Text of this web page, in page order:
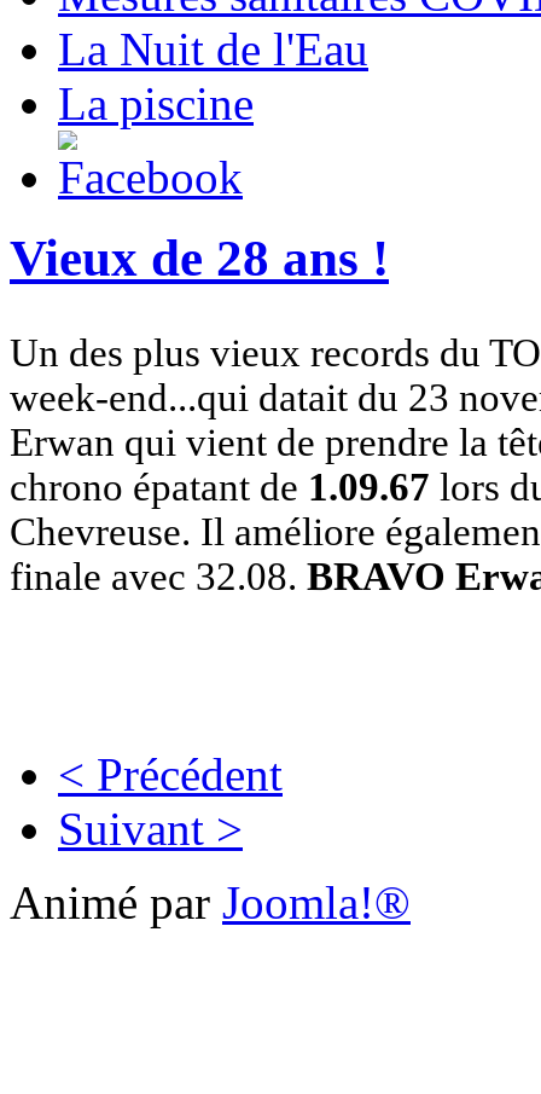
La Nuit de l'Eau
La piscine
Vieux de 28 ans !
Un des plus vieux records du
week-end...qui datait du 23
Erwan qui vient de prendre la
chrono épatant de 1.09.67 lors
Chevreuse. Il améliore
finale avec 32.08. BRAVO
< Précédent
Suivant >
Animé par Joomla!®